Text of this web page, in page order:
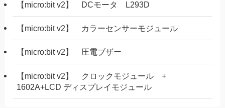
【micro:bit v2】 DCモータ L293D
【micro:bit v2】 カラーセンサーモジュール
【micro:bit v2】 圧電ブザー
【micro:bit v2】 クロックモジュール +
1602A+LCD ディスプレイモジュール